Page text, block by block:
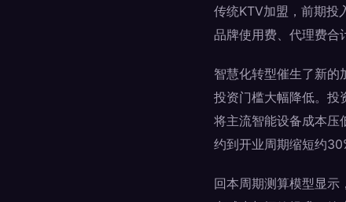
传统KTV加盟，前期投
品牌使用费、代理费合
智慧化转型催生了新的
投资门槛大幅降低。投
将主流智能设备成本压
约到开业周期缩短约
回本周期测算模型显